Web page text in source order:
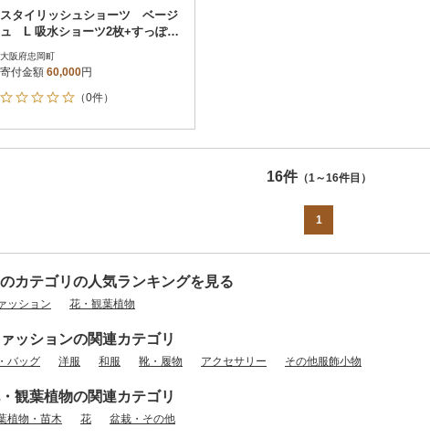
スタイリッシュショーツ ベージ
ュ L 吸水ショーツ2枚+すっぽん
大阪府忠岡町
寄付金額 60,000円
（0件）
16件（1～16件目）
1
カテゴリの人気ランキングを見る
ッション 花・観葉植物
ッションの関連カテゴリ
バッグ 洋服 和服 靴・履物 アクセサリー その他服飾小物
観葉植物の関連カテゴリ
植物・苗木 花 盆栽・その他